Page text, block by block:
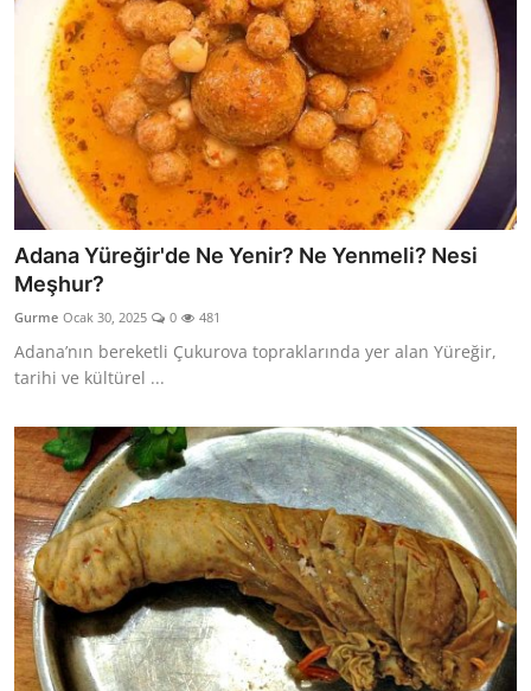
Adana Yüreğir'de Ne Yenir? Ne Yenmeli? Nesi
Meşhur?
Gurme Ocak 30, 2025 0 481
Adana’nın bereketli Çukurova topraklarında yer alan Yüreğir,
tarihi ve kültürel ...